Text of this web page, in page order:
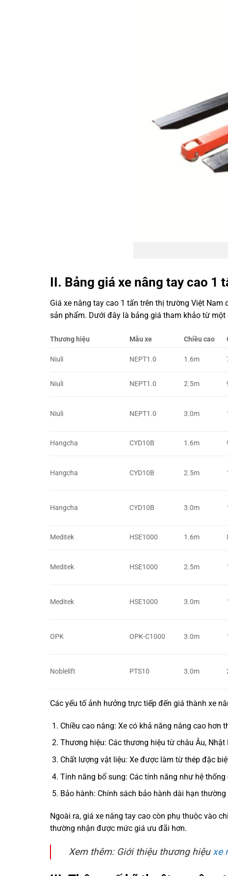
II. Bảng giá xe nâng tay cao 1
Giá xe nâng tay cao 1 tấn trên thị trường Việt
sản phẩm. Dưới đây là bảng giá tham khảo từ
Thương hiệu Mẫu xe Chiều cao
Niuli NEPT1.0 1.6m
Niuli NEPT1.0 2.5m
Niuli NEPT1.0 3.0m
Hangcha CYD10B 1.6m
Hangcha CYD10B 2.5m
Hangcha CYD10B 3.0m
Meditek HSE1000 1.6m
Meditek HSE1000 2.5m
Meditek HSE1000 3.0m
OPK OPK-C1000 3.0m
Noblelift PTS10 3.0m
Các yếu tố ảnh hưởng trực tiếp đến giá thành xe
Chiều cao nâng: Xe có khả năng nâng cao
Thương hiệu: Các thương hiệu từ châu Âu,
Chất lượng vật liệu: Xe được làm từ thép đặc
Tính năng bổ sung: Các tính năng như hệ
Bảo hành: Chính sách bảo hành dài hạn
Ngoài ra, giá xe nâng tay cao còn phụ thuộc vào
thường nhận được mức giá ưu đãi hơn.
Xem thêm: Giới thiệu thương hiệuxe